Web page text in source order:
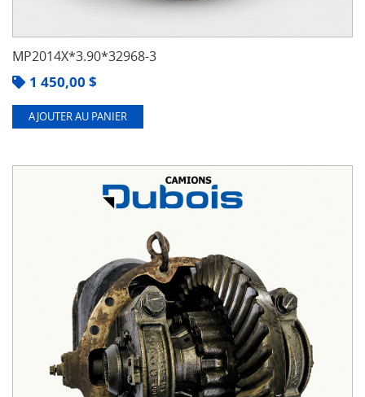
MP2014X*3.90*32968-3
1 450,00 $
AJOUTER AU PANIER